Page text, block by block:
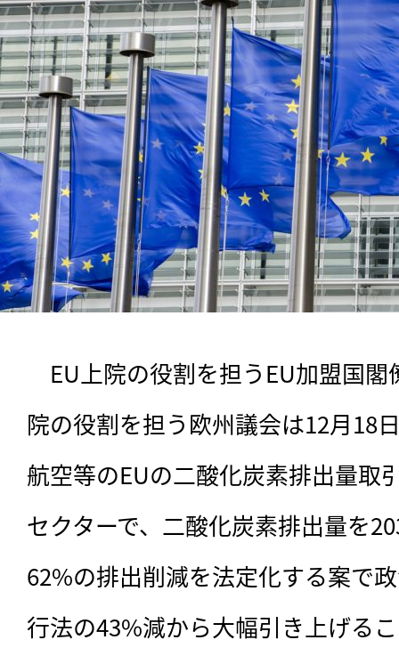
EU上院の役割を担うEU加盟国閣
院の役割を担う欧州議会は12月18
航空等のEUの二酸化炭素排出量取
セクターで、二酸化炭素排出量を
62%の排出削減を法定化する案で
行法の43%減から大幅引き上げる